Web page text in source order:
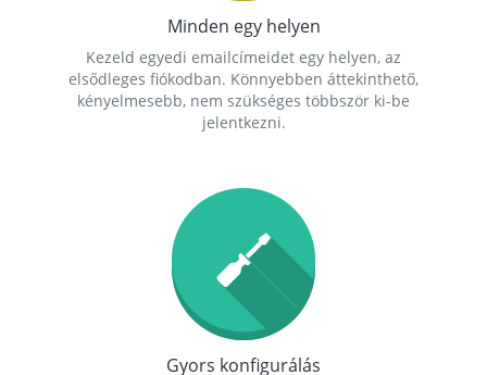
Minden egy helyen
Kezeld egyedi emailcímeidet egy helyen, az
elsődleges fiókodban. Könnyebben áttekinthető,
kényelmesebb, nem szükséges többször ki-be
jelentkezni.
Gyors konfigurálás